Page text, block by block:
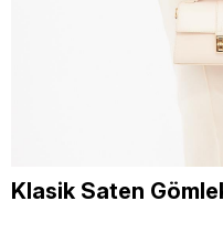
Klasik Saten